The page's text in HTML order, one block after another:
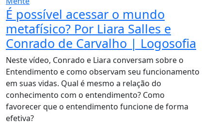
É possível acessar o mundo
metafísico? Por Liara Salles e
Conrado de Carvalho | Logosofia
Neste vídeo, Conrado e Liara conversam sobre o
Entendimento e como observam seu funcionamento
em suas vidas. Qual é mesmo a relação do
conhecimento com o entendimento? Como
favorecer que o entendimento funcione de forma
efetiva?